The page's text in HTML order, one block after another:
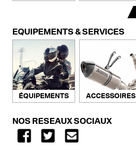
ÉQUIPEMENTS & SERVICES
ÉQUIPEMENTS ACCESSOIRES
NOS RÉSEAUX SOCIAUX